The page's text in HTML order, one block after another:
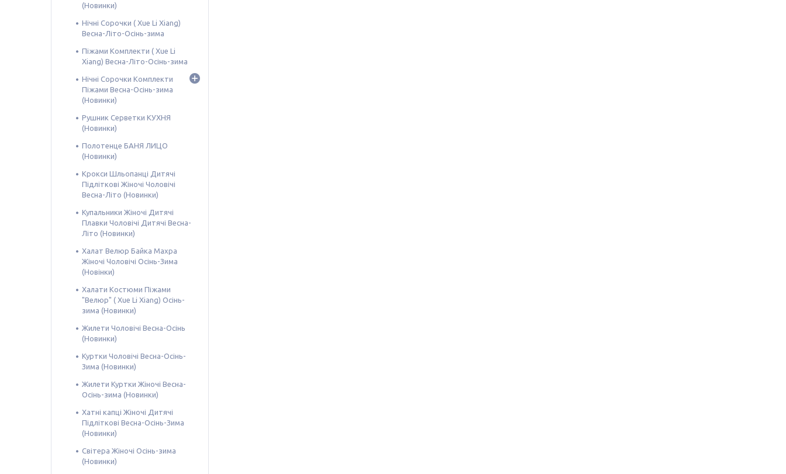
(Новинки)
Нічні Сорочки ( Xue Li Xiang)
Весна-Літо-Осінь-зима
Піжами Комплекти ( Xue Li
Xiang) Весна-Літо-Осінь-зима
Нічні Сорочки Комплекти
Піжами Весна-Осінь-зима
(Новинки)
Рушник Серветки КУХНЯ
(Новинки)
Полотенце БАНЯ ЛИЦО
(Новинки)
Крокси Шльопанці Дитячі
Підліткові Жіночі Чоловічі
Весна-Літо (Новинки)
Купальники Жіночі Дитячі
Плавки Чоловічі Дитячі Весна-
Літо (Новинки)
Халат Велюр Байка Махра
Жіночі Чоловічі Осінь-Зима
(Новінки)
Халати Костюми Піжами
"Велюр" ( Xue Li Xiang) Осінь-
зима (Новинки)
Жилети Чоловічі Весна-Осінь
(Новинки)
Куртки Чоловічі Весна-Осінь-
Зима (Новинки)
Жилети Куртки Жіночі Весна-
Осінь-зима (Новинки)
Хатні капці Жіночі Дитячі
Підліткові Весна-Осінь-Зима
(Новинки)
Світера Жіночі Осінь-зима
(Новинки)